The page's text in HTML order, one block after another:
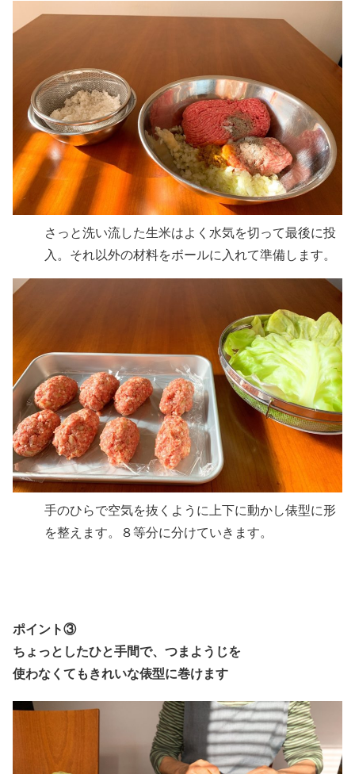
さっと洗い流した生米はよく水気を切って最後に投
入。それ以外の材料をボールに入れて準備します。
手のひらで空気を抜くように上下に動かし俵型に形
を整えます。８等分に分けていきます。
ポイント③
ちょっとしたひと手間で、つまようじを
使わなくてもきれいな俵型に巻けます